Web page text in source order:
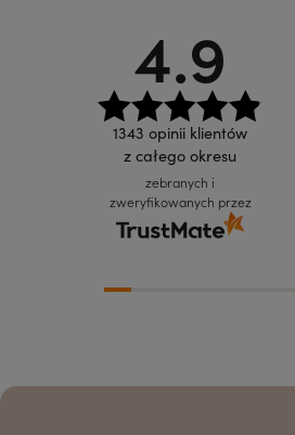
4.9
1343 opinii klientów
z całego okresu
zebranych i
zweryfikowanych przez